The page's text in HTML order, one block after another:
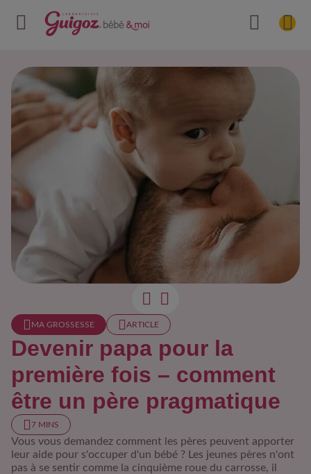
MA GROSSESSE ARTICLE
Devenir papa pour la
première fois – comment
être un père pragmatique
7 MINS
Vous vous demandez comment les pères peuvent apporter
leur aide pour s'occuper d'un bébé ? Les jeunes pères n'ont
pas à se sentir comme la cinquième roue du carrosse, il